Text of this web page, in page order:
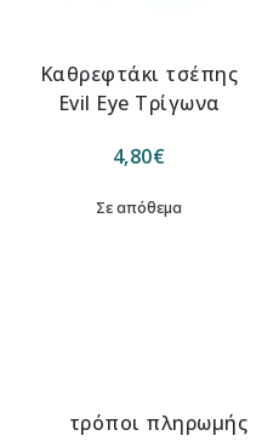
Καθρεφτάκι τσέπης
Evil Eye Τρίγωνα
4,80€
Σε απόθεμα
τρόποι πληρωμής